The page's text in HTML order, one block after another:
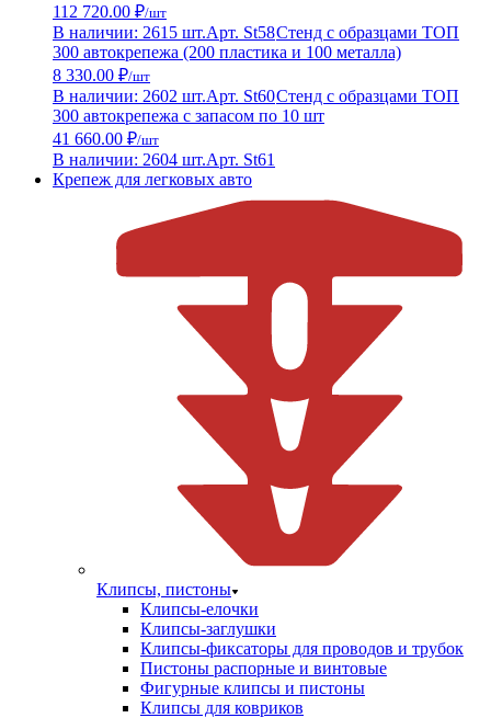
112 720.00 ₽/шт
В наличии: 2615 шт.Арт. St58Стенд с образцами ТОП
300 автокрепежа (200 пластика и 100 металла)
8 330.00 ₽/шт
В наличии: 2602 шт.Арт. St60Стенд с образцами ТОП
300 автокрепежа с запасом по 10 шт
41 660.00 ₽/шт
В наличии: 2604 шт.Арт. St61
Крепеж для легковых авто
Клипсы, пистоны
Клипсы-елочки
Клипсы-заглушки
Клипсы-фиксаторы для проводов и трубок
Пистоны распорные и винтовые
Фигурные клипсы и пистоны
Клипсы для ковриков